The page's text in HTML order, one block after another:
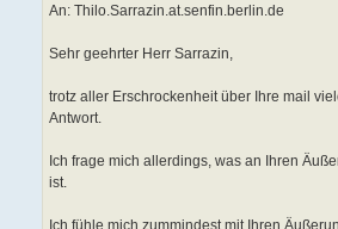
An: Thilo.Sarrazin.at.senfin.berlin.de
Sehr geehrter Herr Sarrazin,
trotz aller Erschrockenheit über Ihre mail
Antwort.
Ich frage mich allerdings, was an Ihren
ist.
Ich fühle mich zummindest mit Ihren